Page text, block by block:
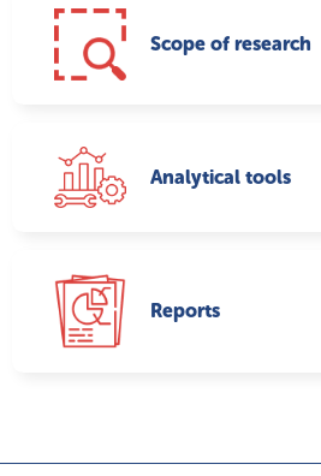
Scope of research
Analytical tools
Reports